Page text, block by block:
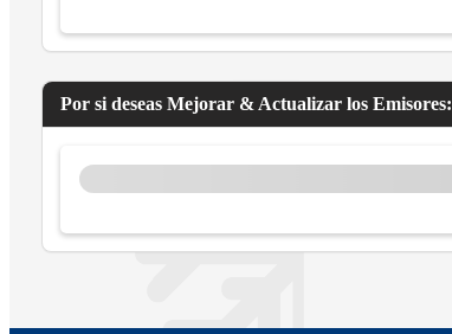
Por si deseas Mejorar & Actualizar los Emisores: